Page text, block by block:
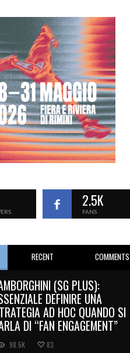
2.5K
FANS
RECENT COMMENTS
(SG PLUS):
DEFINIRE UNA
AD HOC QUANDO SI
DI “FAN ENGAGEMENT”
98.5K 83